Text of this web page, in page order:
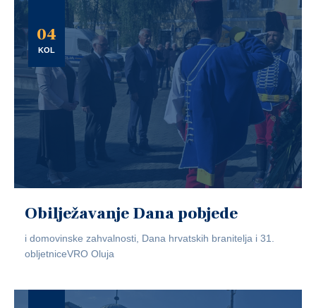
04
KOL
Obilježavanje Dana pobjede
i domovinske zahvalnosti, Dana hrvatskih branitelja i 31.
obljetniceVRO Oluja